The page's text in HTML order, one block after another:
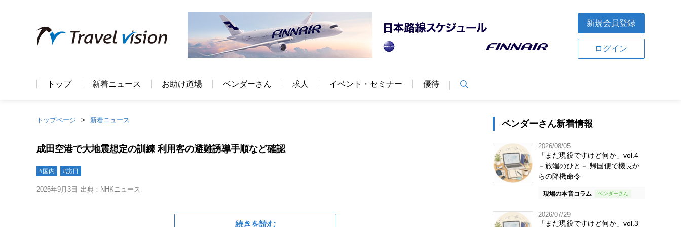
新規会員登録
ログイン
トップ 新着ニュース お助け道場 ベンダーさん 求人 イベント・セミナー 優待
トップページ 新着ニュース
成田空港で大地震想定の訓練 利用客の避難誘導手順など確認
#国内 #訪日
2025年9月3日 出典：NHKニュース
続きを読む
ベンダーさん新着情報
2026/08/05
「まだ現役ですけど何か」vol.4
－旅端のひと－ 帰国便で機長か
らの降機命令
現場の本音コラム
2026/07/29
「まだ現役ですけど何か」vol.3